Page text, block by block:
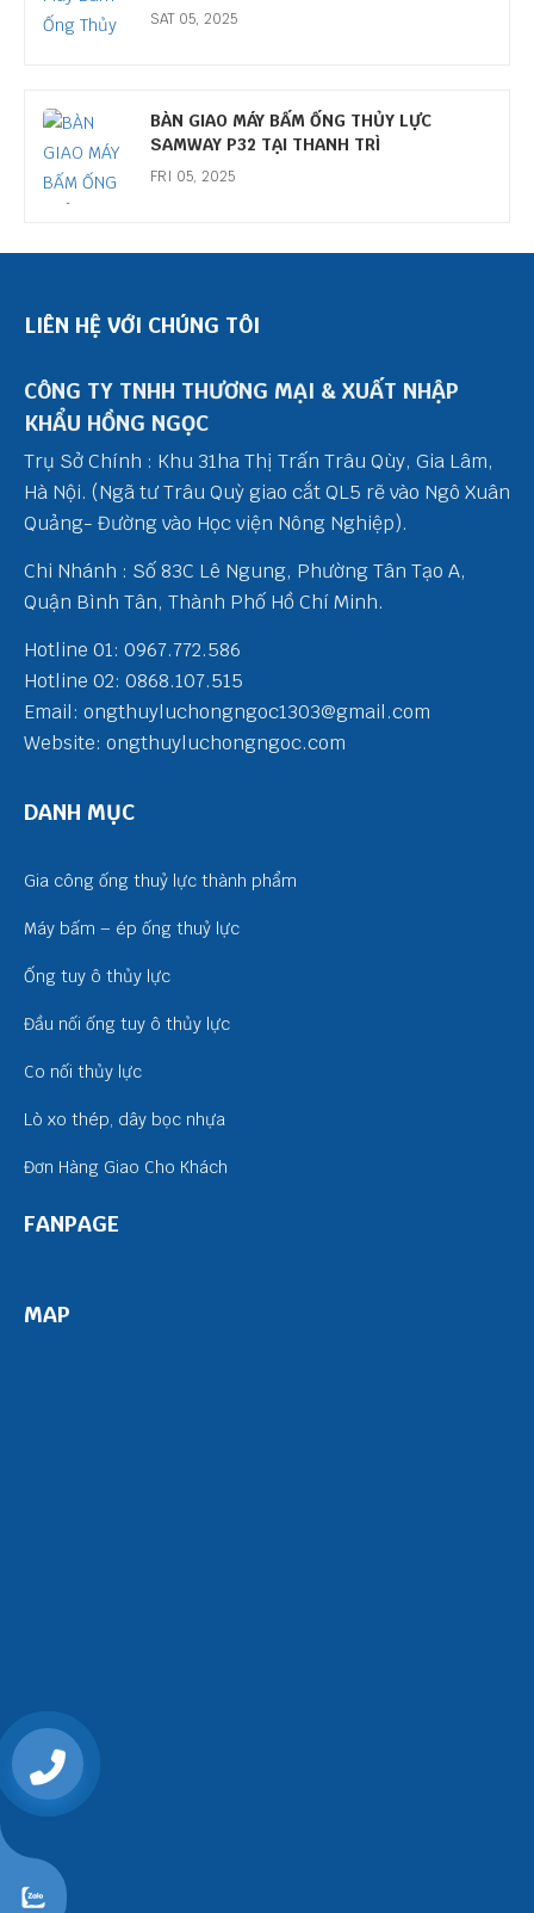
SAT 05, 2025
BÀN GIAO MÁY BẤM ỐNG THỦY LỰC
SAMWAY P32 TẠI THANH TRÌ
FRI 05, 2025
LIÊN HỆ VỚI CHÚNG TÔI
CÔNG TY TNHH THƯƠNG MẠI & XUẤT NHẬP
KHẨU HỒNG NGỌC
Trụ Sở Chính : Khu 31ha Thị Trấn Trâu Qùy, Gia Lâm,
Hà Nội. (Ngã tư Trâu Quỳ giao cắt QL5 rẽ vào Ngô Xuân
Quảng- Đường vào Học viện Nông Nghiệp).
Chi Nhánh : Số 83C Lê Ngung, Phường Tân Tạo A,
Quận Bình Tân, Thành Phố Hồ Chí Minh.
Hotline 01: 0967.772.586
Hotline 02: 0868.107.515
Email: ongthuyluchongngoc1303@gmail.com
Website: ongthuyluchongngoc.com
DANH MỤC
Gia công ống thuỷ lực thành phẩm
Máy bấm – ép ống thuỷ lực
Ống tuy ô thủy lực
Đầu nối ống tuy ô thủy lực
Co nối thủy lực
Lò xo thép, dây bọc nhựa
Đơn Hàng Giao Cho Khách
FANPAGE
MAP
0868107515